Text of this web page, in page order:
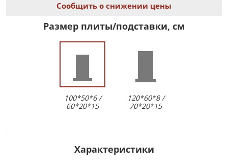
Сообщить о снижении цены
Размер плиты/подставки, см
100*50*6 /
60*20*15
120*60*8 /
70*20*15
Характеристики